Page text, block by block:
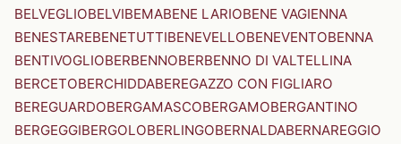
BELVEGLIOBELVIBEMABENE LARIOBENE VAGIENNA
BENESTAREBENETUTTIBENEVELLOBENEVENTOBENNA
BENTIVOGLIOBERBENNOBERBENNO DI VALTELLINA
BERCETOBERCHIDDABEREGAZZO CON FIGLIARO
BEREGUARDOBERGAMASCOBERGAMOBERGANTINO
BERGEGGIBERGOLOBERLINGOBERNALDABERNAREGGIO